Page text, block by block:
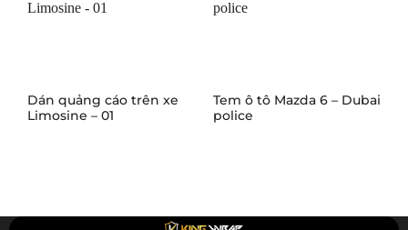
Dán quảng cáo trên xe
Limosine – 01
Tem ô tô Mazda 6 – Dubai
police